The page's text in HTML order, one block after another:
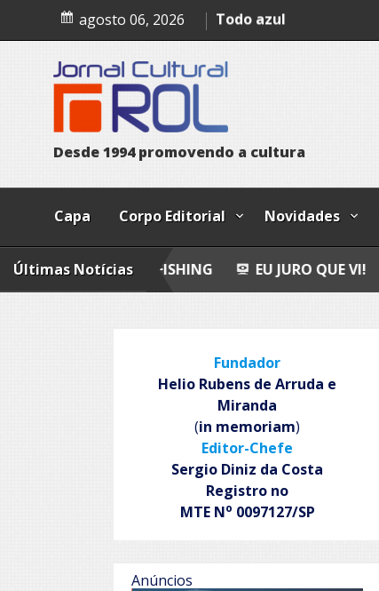
content
agosto 06, 2026
Bailando
Todo azul
Desde1994 promovendo a cultura
Capa Corpo Editorial Novidades
Últimas Notícias
FLY FISHING EU JURO QUE VI! EPITAFIO
Fundador
Helio Rubens de Arruda e
Miranda
(in memoriam)
Editor-Chefe
Sergio Diniz da Costa
Registro no
MTE No 0097127/SP
Anúncios